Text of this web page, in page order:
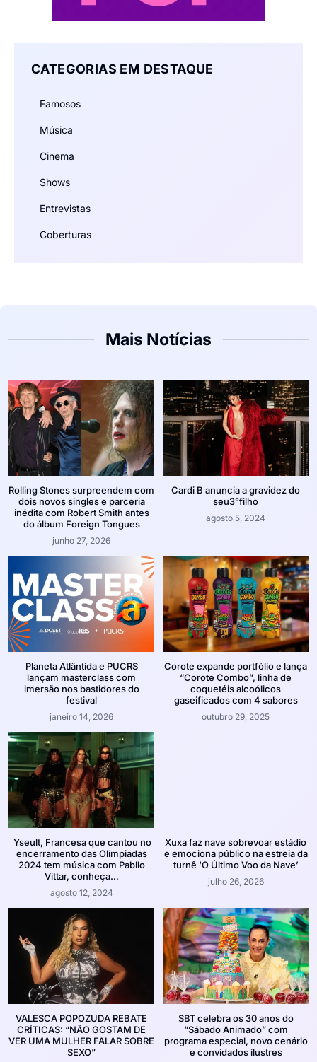
CATEGORIAS EM DESTAQUE
Famosos
Música
Cinema
Shows
Entrevistas
Coberturas
Mais Notícias
Rolling Stones surpreendem com
dois novos singles e parceria
inédita com Robert Smith antes
do álbum Foreign Tongues
junho 27, 2026
Cardi B anuncia a gravidez do
seu3°filho
agosto 5, 2024
Planeta Atlântida e PUCRS
lançam masterclass com
imersão nos bastidores do
festival
janeiro 14, 2026
Corote expande portfólio e lança
“Corote Combo”, linha de
coquetéis alcoólicos
gaseificados com 4 sabores
outubro 29, 2025
Yseult, Francesa que cantou no
encerramento das Olímpiadas
2024 tem música com Pabllo
Vittar, conheça…
agosto 12, 2024
Xuxa faz nave sobrevoar estádio
e emociona público na estreia da
turnê ‘O Último Voo da Nave’
julho 26, 2026
VALESCA POPOZUDA REBATE
CRÍTICAS: “NÃO GOSTAM DE
VER UMA MULHER FALAR SOBRE
SEXO”
SBT celebra os 30 anos do
“Sábado Animado” com
programa especial, novo cenário
e convidados ilustres